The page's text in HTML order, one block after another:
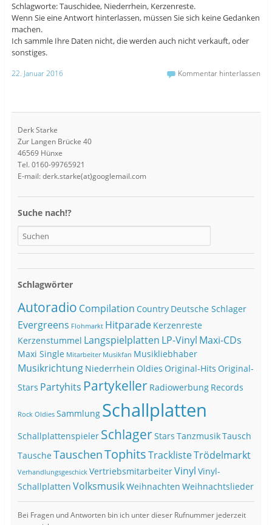
Schlagworte: Tauschidee, Niederrhein, Kerzenreste.
Wenn Sie eine Antwort hinterlassen, müssen Sie sich keine Gedanken
machen.
Ich sammle Ihre Daten nicht, die werden auch nicht verkauft, oder
sonstiges.
22. Januar 2016 Kommentar hinterlassen
Derk Starke
Zur Langen Brücke 40
46569 Hünxe
Tel. 0160-99765921
E-mail: derk.starke(at)googlemail.com
Suche nach!?
Schlagwörter
Autoradio Compilation Country Deutsche Schlager
Evergreens Flohmarkt Hitparade Kerzenreste
Kerzenstummel Langspielplatten LP-Vinyl Maxi-CDs
Maxi Single Mitarbeiter Musikfan Musikliebhaber
Musikrichtung Niederrhein Oldies Original-Hits Original-
Stars Partyhits Partykeller Radiowerbung Records
Rock Oldies Sammlung Schallplatten
Schallplattenspieler SchlagerStars TanzmusikTausch
TauscheTauschenTophitsTracklisteTrödelmarkt
Verhandlungsgeschick VertriebsmitarbeiterVinyl Vinyl-
Schallplatten VolksmusikWeihnachten Weihnachtslieder
Bei Fragen und Antworten bin ich unter dieser Rufnummer jederzeit